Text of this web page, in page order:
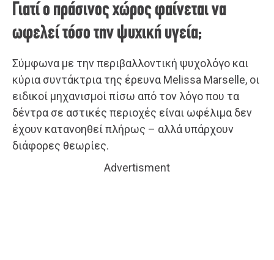
Γιατί ο πράσινος χώρος φαίνεται να
ωφελεί τόσο την ψυχική υγεία;
Σύμφωνα με την περιβαλλοντική ψυχολόγο και
κύρια συντάκτρια της έρευνα Melissa Marselle, οι
ειδικοί μηχανισμοί πίσω από τον λόγο που τα
δέντρα σε αστικές περιοχές είναι ωφέλιμα δεν
έχουν κατανοηθεί πλήρως – αλλά υπάρχουν
διάφορες θεωρίες.
Advertisment